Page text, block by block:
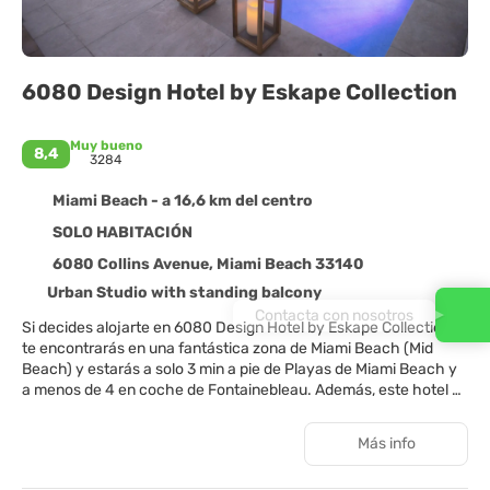
6080 Design Hotel by Eskape Collection
8,4
Muy bueno
3284
Miami Beach - a 16,6 km del centro
SOLO HABITACIÓN
6080 Collins Avenue, Miami Beach 33140
Urban Studio with standing balcony
Si decides alojarte en 6080 Design Hotel by Eskape Collection,
te encontrarás en una fantástica zona de Miami Beach (Mid
Beach) y estarás a solo 3 min a pie de Playas de Miami Beach y
a menos de 4 en coche de Fontainebleau. Además, este hotel se
6,3 km de Miami Beach Convention Center.
Más info
Contacta con nosotros